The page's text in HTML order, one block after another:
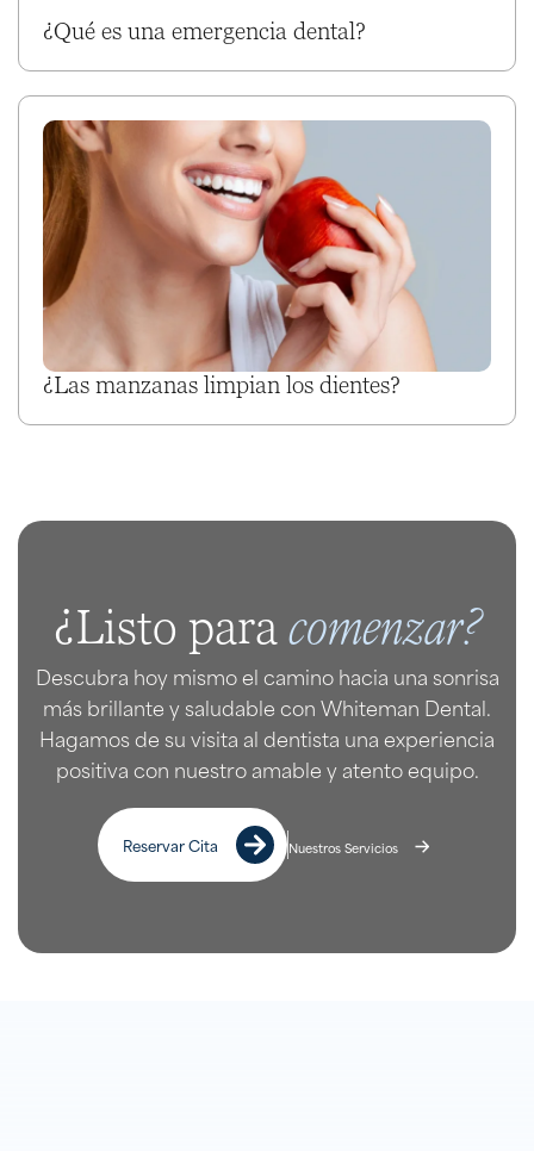
¿Qué es una emergencia dental?
¿Las manzanas limpian los dientes?
¿Listo paracomenzar?
Descubra hoy mismo el camino hacia una sonrisa
más brillante y saludable con Whiteman Dental.
Hagamos de su visita al dentista una experiencia
positiva con nuestro amable y atento equipo.
Reservar Cita Nuestros Servicios